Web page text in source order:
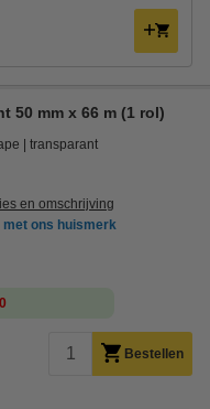
50 mm x 66 m (1 rol)
transparant
en omschrijving
met ons huismerk
Bestellen